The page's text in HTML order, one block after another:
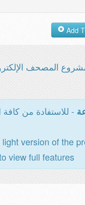
المصحف
- للاستفادة من كافة
version of the
view full features